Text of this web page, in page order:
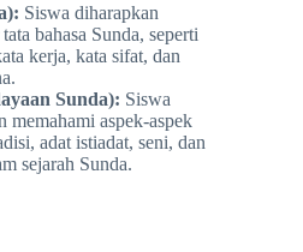
Siswa diharapkan
bahasa Sunda, seperti
kerja, kata sifat, dan
Sunda): Siswa
memahami aspek-aspek
adat istiadat, seni, dan
sejarah Sunda.